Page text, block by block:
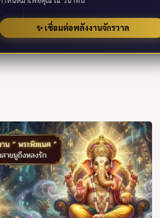
✨ เชื่อมต่อพลังงานจักรวาล